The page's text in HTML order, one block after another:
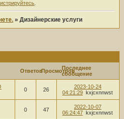
»Дизайнерские услуги
ОтветовПросмотровПоследнее
сообщение
0 26
2023-10-24
04:21:29 kxjcxnnwst
0 47
2022-10-07
06:24:47 kxjcxnnwst